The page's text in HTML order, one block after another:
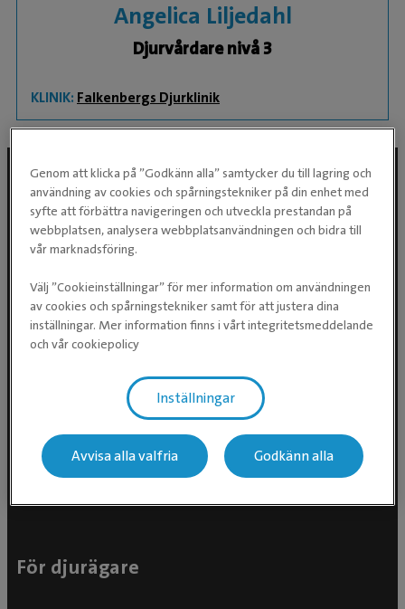
Angelica Liljedahl
Djurvårdare nivå 3
KLINIK: Falkenbergs Djurklinik
Följ oss i sociala medier
Evidensia Djursjukvård AB
Östhammarsgatan 74
115 28 Stockholm
För djurägare
Genom att klicka på ”Godkänn alla” samtycker du till lagring och
användning av cookies och spårningstekniker på din enhet med
syfte att förbättra navigeringen och utveckla prestandan på
webbplatsen, analysera webbplatsanvändningen och bidra till
vår marknadsföring.
Välj ”Cookieinställningar” för mer information om användningen
av cookies och spårningstekniker samt för att justera dina
inställningar. Mer information finns i vårt integritetsmeddelande
och vår cookiepolicy
Inställningar
Avvisa alla valfria Godkänn alla